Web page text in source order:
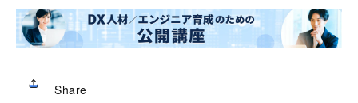
Share